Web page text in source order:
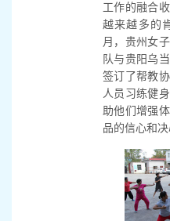
工作的融合
越来越多的
月，贵州女
队与贵阳乌
签订了帮教
人员习练健
助他们增强
品的信心和决